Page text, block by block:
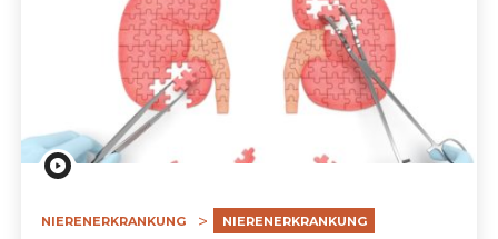
NIERENERKRANKUNG NIERENERKRANKUNG